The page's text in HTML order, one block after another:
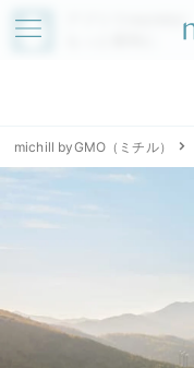
アプリでmichillが
michill byGMO（ミチル）